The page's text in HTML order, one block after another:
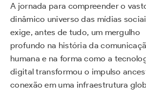
A jornada para compreender o
dinâmico universo das mídias
exige, antes de tudo, um mergulho
profundo na história da
humana e na forma como a
digital transformou o impulso
conexão em uma infraestrutura